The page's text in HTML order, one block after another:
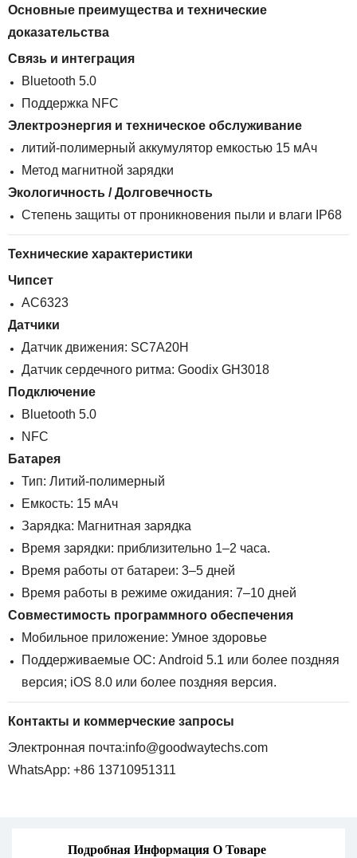
Основные преимущества и технические
доказательства
Связь и интеграция
Bluetooth 5.0
Поддержка NFC
Электроэнергия и техническое обслуживание
литий-полимерный аккумулятор емкостью 15 мАч
Метод магнитной зарядки
Экологичность / Долговечность
Степень защиты от проникновения пыли и влаги IP68
Технические характеристики
Чипсет
AC6323
Датчики
Датчик движения: SC7A20H
Датчик сердечного ритма: Goodix GH3018
Подключение
Bluetooth 5.0
NFC
Батарея
Тип: Литий-полимерный
Емкость: 15 мАч
Зарядка: Магнитная зарядка
Время зарядки: приблизительно 1–2 часа.
Время работы от батареи: 3–5 дней
Время работы в режиме ожидания: 7–10 дней
Совместимость программного обеспечения
Мобильное приложение: Умное здоровье
Поддерживаемые ОС: Android 5.1 или более поздняя
версия; iOS 8.0 или более поздняя версия.
Контакты и коммерческие запросы
Электронная почта:info@goodwaytechs.com
WhatsApp: +86 13710951311
Подробная Информация О Товаре